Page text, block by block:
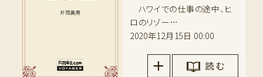
ハワイでの仕事の途中、ヒ
ロのリゾー…
2020年12月15日 00:00
読 む